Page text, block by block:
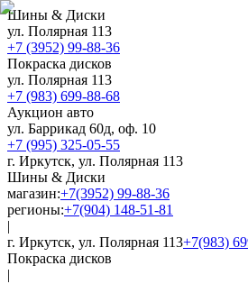
Шины & Диски
ул. Полярная 113
+7 (3952) 99-88-36
Покраска дисков
ул. Полярная 113
+7 (983) 699-88-68
Аукцион авто
ул. Баррикад 60д, оф. 10
+7 (995) 325-05-55
г. Иркутск, ул. Полярная 113
Шины & Диски
магазин:+7(3952) 99-88-36
регионы:+7(904) 148-51-81
|
г. Иркутск, ул. Полярная 113+7(983)
Покраска дисков
|